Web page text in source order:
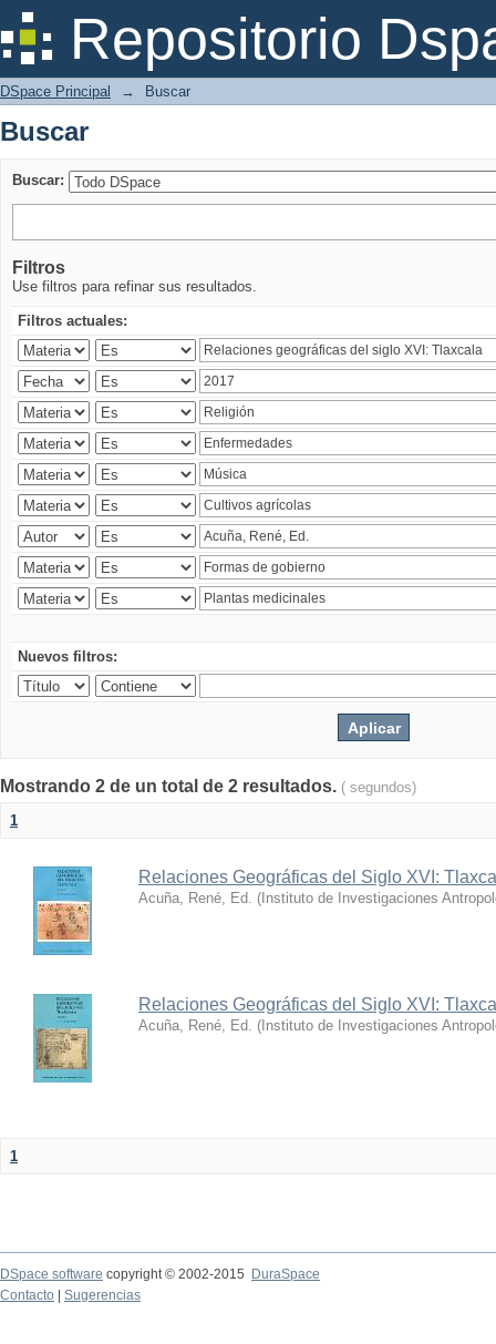
Repositorio
Buscar
DSpace Principal → Buscar
Buscar
Buscar:
Filtros
Use filtros para refinar sus resultados.
Filtros actuales:
Nuevos filtros:
Mostrando 2 de un total de 2 resultados. ( segundos)
1
Relaciones Geográficas del Siglo XVI:
Acuña, René, Ed. ( Instituto de Investigaciones
Relaciones Geográficas del Siglo XVI:
Acuña, René, Ed. ( Instituto de Investigaciones
1
DSpace software copyright © 2002-2015
DuraSpace
Contacto
Sugerencias